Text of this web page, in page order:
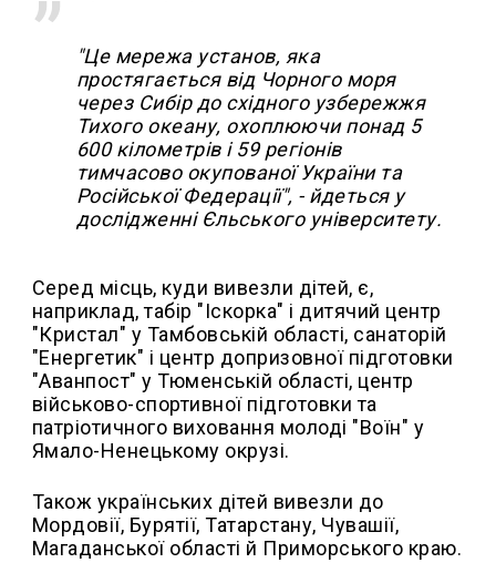
"Це мережа установ, яка
простягається від Чорного моря
через Сибір до східного узбережжя
Тихого океану, охоплюючи понад 5
600 кілометрів і 59 регіонів
тимчасово окупованої України та
Російської Федерації", - йдеться у
дослідженні Єльського університету.
Серед місць, куди вивезли дітей, є,
наприклад, табір "Іскорка" і дитячий центр
"Кристал" у Тамбовській області, санаторій
"Енергетик" і центр допризовної підготовки
"Аванпост" у Тюменській області, центр
військово-спортивної підготовки та
патріотичного виховання молоді "Воїн" у
Ямало-Ненецькому окрузі.
Також українських дітей вивезли до
Мордовії, Бурятії, Татарстану, Чувашії,
Магаданської області й Приморського краю.